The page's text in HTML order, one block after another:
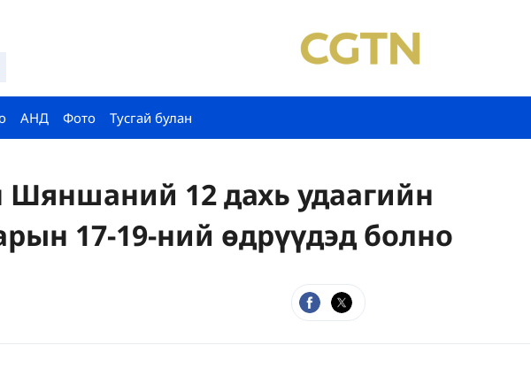
АНД Фото Тусгай булан
Шяншаний 12 дахь удаагийн
17-19-ний өдрүүдэд болно